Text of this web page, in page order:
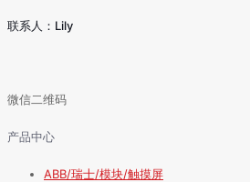
联系人：Lily
微信二维码
产品中心
ABB/瑞士/模块/触摸屏